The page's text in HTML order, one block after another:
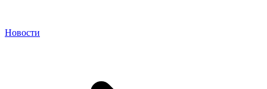
Новости